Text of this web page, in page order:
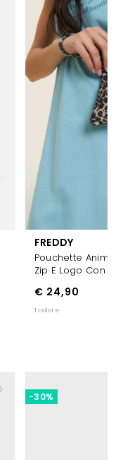
FREDDY
Pouchette
Zip E Logo Con
€ 24,90
1 colore
-30%